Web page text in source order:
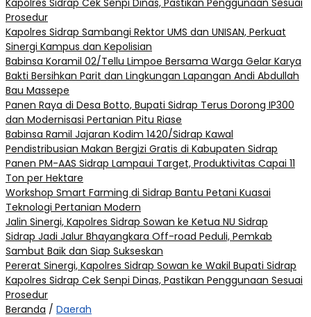
Kapolres Sidrap Cek Senpi Dinas, Pastikan Penggunaan Sesuai
Prosedur
Kapolres Sidrap Sambangi Rektor UMS dan UNISAN, Perkuat
Sinergi Kampus dan Kepolisian
Babinsa Koramil 02/Tellu Limpoe Bersama Warga Gelar Karya
Bakti Bersihkan Parit dan Lingkungan Lapangan Andi Abdullah
Bau Massepe
Panen Raya di Desa Botto, Bupati Sidrap Terus Dorong IP300
dan Modernisasi Pertanian Pitu Riase
Babinsa Ramil Jajaran Kodim 1420/Sidrap Kawal
Pendistribusian Makan Bergizi Gratis di Kabupaten Sidrap
Panen PM-AAS Sidrap Lampaui Target, Produktivitas Capai 11
Ton per Hektare
Workshop Smart Farming di Sidrap Bantu Petani Kuasai
Teknologi Pertanian Modern
Jalin Sinergi, Kapolres Sidrap Sowan ke Ketua NU Sidrap
Sidrap Jadi Jalur Bhayangkara Off-road Peduli, Pemkab
Sambut Baik dan Siap Sukseskan
Pererat Sinergi, Kapolres Sidrap Sowan ke Wakil Bupati Sidrap
Kapolres Sidrap Cek Senpi Dinas, Pastikan Penggunaan Sesuai
Prosedur
Beranda / Daerah